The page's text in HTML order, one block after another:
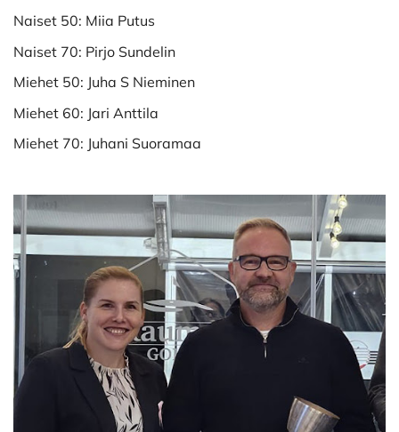
Naiset 50: Miia Putus
Naiset 70: Pirjo Sundelin
Miehet 50: Juha S Nieminen
Miehet 60: Jari Anttila
Miehet 70: Juhani Suoramaa